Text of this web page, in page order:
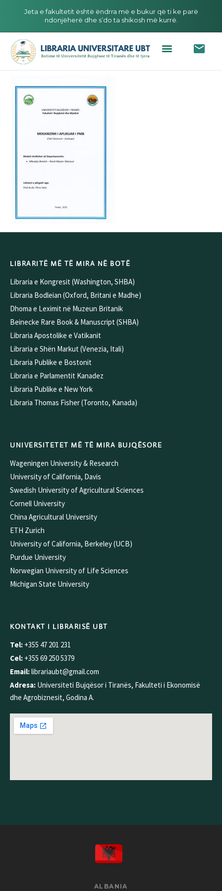
Jeta e fakultetit është ëndrra më e bukur që ti ke parë
ndonjëherë dhe s’do ta shikosh më kurrë.
LIBRARITË MË TË MIRA NË BOTË
Libraria e Kongresit (Washington, SHBA)
Libraria Bodleian (Oxford, Britani e Madhe)
Dhoma e Leximit në Muzeun Britanik
Beinecke Rare Book & Manuscript (SHBA)
Libraria Apostolike e Vatikanit
Libraria e Shën Markut (Venezia, Itali)
Libraria Publike e Bostonit
Libraria e Parlamentit Kanadez
Libraria Publike e New York
Libraria Thomas Fisher (Toronto, Kanada)
UNIVERSITETET MË TË MIRA BUJQËSORE
Wageningen University & Research
University of California, Davis
Swedish University of Agricultural Sciences
Cornell University
China Agricultural University
ETH Zurich
University of California, Berkeley (UCB)
Purdue University
Norwegian University of Life Sciences
Michigan State University
KONTAKT I LIBRARISË UBT
Tel: +355 47 201 231
Cel: +355 69 250 5379
Email:librariaubt@gmail.com
Adresa: Universiteti Bujqësor i Tiranës, Fakulteti i Ekonomisë
dhe Agrobiznesit, Godina A.
ALBANIA